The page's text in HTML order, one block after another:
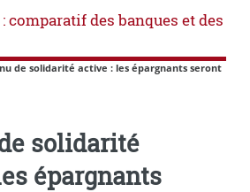
comparatif des banques et des
de solidarité active : les épargnants seront
solidarité
épargnants